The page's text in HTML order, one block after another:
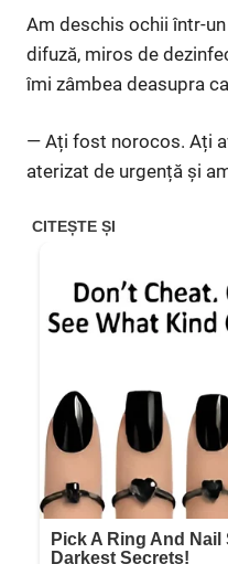
Am deschis ochii într-
difuză, miros de
îmi zâmbea deasupra
— Ați fost norocos. Ați
aterizat de urgență și